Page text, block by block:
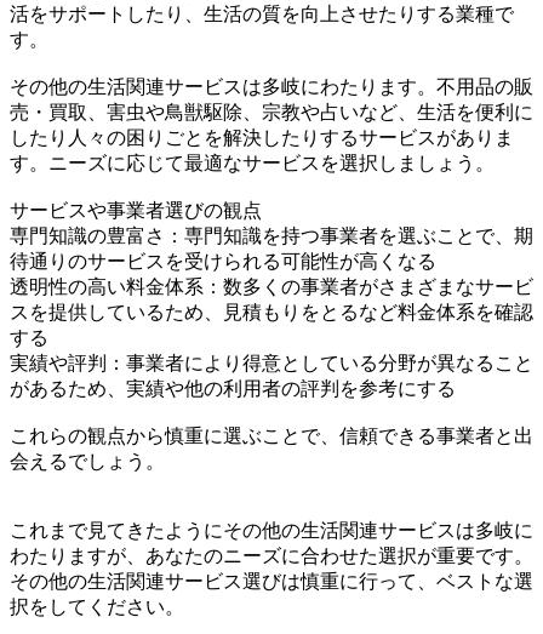
活をサポートしたり、生活の質を向上させたりする業種で
す。
その他の生活関連サービスは多岐にわたります。不用品の販
売・買取、害虫や鳥獣駆除、宗教や占いなど、生活を便利に
したり人々の困りごとを解決したりするサービスがありま
す。ニーズに応じて最適なサービスを選択しましょう。
サービスや事業者選びの観点
専門知識の豊富さ：専門知識を持つ事業者を選ぶことで、期
待通りのサービスを受けられる可能性が高くなる
透明性の高い料金体系：数多くの事業者がさまざまなサービ
スを提供しているため、見積もりをとるなど料金体系を確認
する
実績や評判：事業者により得意としている分野が異なること
があるため、実績や他の利用者の評判を参考にする
これらの観点から慎重に選ぶことで、信頼できる事業者と出
会えるでしょう。
これまで見てきたようにその他の生活関連サービスは多岐に
わたりますが、あなたのニーズに合わせた選択が重要です。
その他の生活関連サービス選びは慎重に行って、ベストな選
択をしてください。